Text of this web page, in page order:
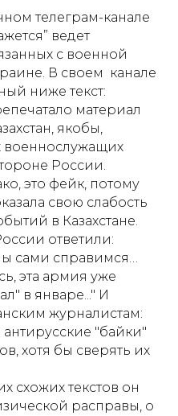
телеграм-канале
ведет
с военной
В своем канале
ниже текст:
материал
якобы,
военнослужащих
России.
это фейк, потому
свою слабость
в Казахстане.
ответили:
сами справимся…
эта армия уже
в январе..." И
журналистам:
"байки"
хотя бы сверять их
схожих текстов он
расправы, о